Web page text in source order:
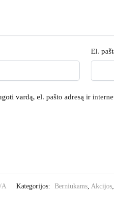
El.
vardą, el. pašto adresą ir
A Kategorijos: Berniukams, Akcijos,